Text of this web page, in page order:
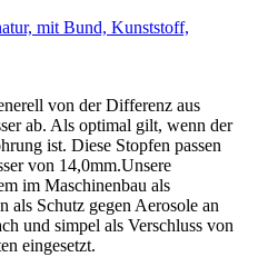
mit Bund, Kunststoff,
von der Differenz aus
ab. Als optimal gilt, wenn der
ist. Diese Stopfen passen
von 14,0mm.Unsere
im Maschinenbau als
als Schutz gegen Aerosole an
und simpel als Verschluss von
eingesetzt.